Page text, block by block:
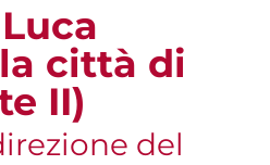
città di
II)
del